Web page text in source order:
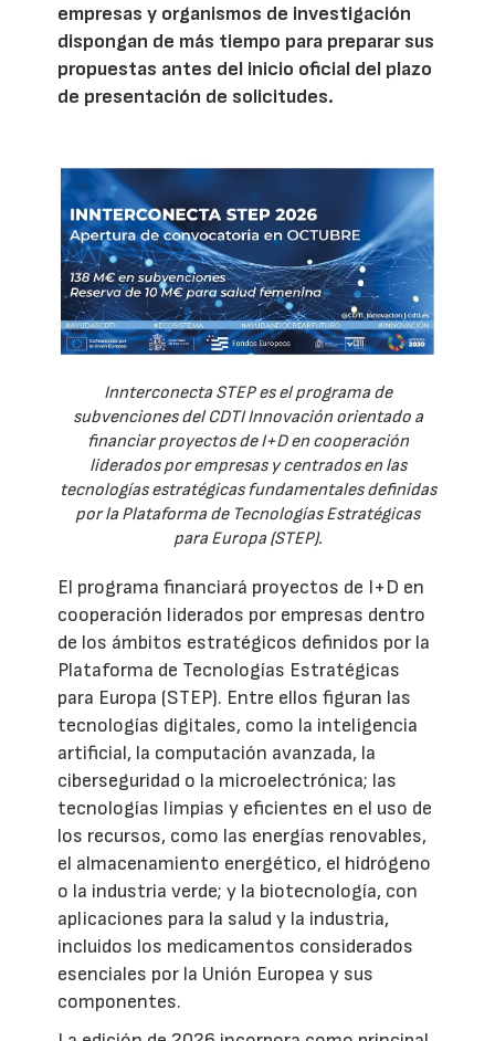
empresas y organismos de investigación
dispongan de más tiempo para preparar sus
propuestas antes del inicio oficial del plazo
de presentación de solicitudes.
Innterconecta STEP es el programa de
subvenciones del CDTI Innovación orientado a
financiar proyectos de I+D en cooperación
liderados por empresas y centrados en las
tecnologías estratégicas fundamentales definidas
por la Plataforma de Tecnologías Estratégicas
para Europa (STEP).
El programa financiará proyectos de I+D en
cooperación liderados por empresas dentro
de los ámbitos estratégicos definidos por la
Plataforma de Tecnologías Estratégicas
para Europa (STEP). Entre ellos figuran las
tecnologías digitales, como la inteligencia
artificial, la computación avanzada, la
ciberseguridad o la microelectrónica; las
tecnologías limpias y eficientes en el uso de
los recursos, como las energías renovables,
el almacenamiento energético, el hidrógeno
o la industria verde; y la biotecnología, con
aplicaciones para la salud y la industria,
incluidos los medicamentos considerados
esenciales por la Unión Europea y sus
componentes.